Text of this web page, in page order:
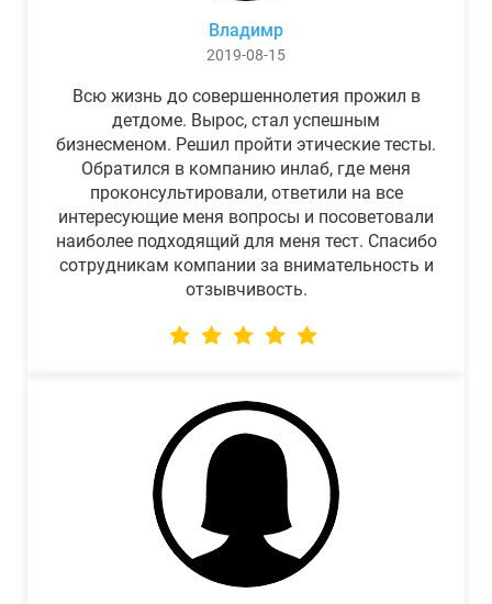
Владимр
2019-08-15
Всю жизнь до совершеннолетия прожил в
детдоме. Вырос, стал успешным
бизнесменом. Решил пройти этические тесты.
Обратился в компанию инлаб, где меня
проконсультировали, ответили на все
интересующие меня вопросы и посоветовали
наиболее подходящий для меня тест. Спасибо
сотрудникам компании за внимательность и
отзывчивость.